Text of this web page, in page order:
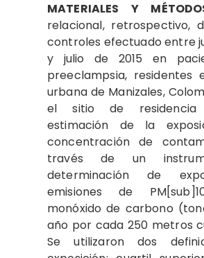
MATERIALES Y
relacional, retrospectivo,
controles efectuado entre
y julio de 2015 en
preeclampsia, residentes
urbana de Manizales,
el sitio de
estimación de la
concentración de
través de un
determinación de
emisiones de
monóxido de carbono
año por cada 250 metros
Se utilizaron dos